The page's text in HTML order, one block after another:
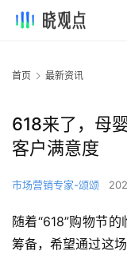
首页 最新资讯
618来了，母
客户满意度
市场营销专家-颂颂
随着“618”购物节
筹备，希望通过这